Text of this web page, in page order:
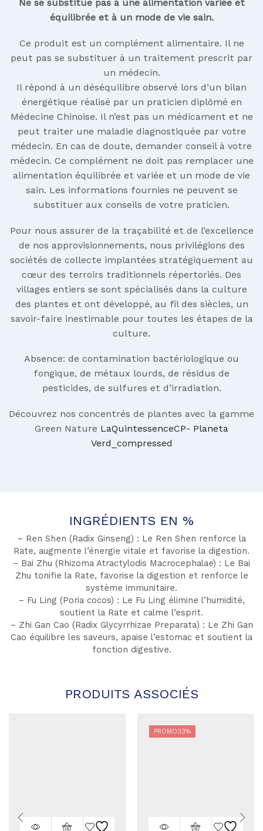
Ne se substitue pas à une alimentation variée et
équilibrée et à un mode de vie sain.
Ce produit est un complément alimentaire. Il ne
peut pas se substituer à un traitement prescrit par
un médecin.
Il répond à un déséquilibre observé lors d’un bilan
énergétique réalisé par un praticien diplômé en
Médecine Chinoise. Il n’est pas un médicament et ne
peut traiter une maladie diagnostiquée par votre
médecin. En cas de doute, demander conseil à votre
médecin. Ce complément ne doit pas remplacer une
alimentation équilibrée et variée et un mode de vie
sain. Les informations fournies ne peuvent se
substituer aux conseils de votre praticien.
Pour nous assurer de la traçabilité et de l’excellence
de nos approvisionnements, nous privilégions des
sociétés de collecte implantées stratégiquement au
cœur des terroirs traditionnels répertoriés. Des
villages entiers se sont spécialisés dans la culture
des plantes et ont développé, au fil des siècles, un
savoir-faire inestimable pour toutes les étapes de la
culture.
Absence: de contamination bactériologique ou
fongique, de métaux lourds, de résidus de
pesticides, de sulfures et d’irradiation.
Découvrez nos concentrés de plantes avec la gamme
Green Nature LaQuintessenceCP- Planeta
Verd_compressed
INGRÉDIENTS EN %
– Ren Shen (Radix Ginseng) : Le Ren Shen renforce la
Rate, augmente l’énergie vitale et favorise la digestion.
– Bai Zhu (Rhizoma Atractylodis Macrocephalae) : Le Bai
Zhu tonifie la Rate, favorise la digestion et renforce le
système immunitaire.
– Fu Ling (Poria cocos) : Le Fu Ling élimine l’humidité,
soutient la Rate et calme l’esprit.
– Zhi Gan Cao (Radix Glycyrrhizae Preparata) : Le Zhi Gan
Cao équilibre les saveurs, apaise l’estomac et soutient la
fonction digestive.
PRODUITS ASSOCIÉS
PROMO33%